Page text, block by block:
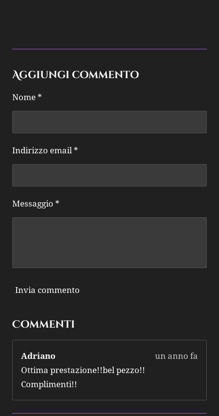
Aggiungi commento
Nome *
Indirizzo email *
Messaggio *
Invia commento
Commenti
Adriano
un anno fa
Ottima prestazione!!bel pezzo!!
Complimenti!!